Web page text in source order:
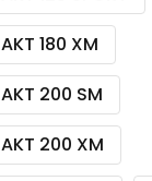
AKT 180 XM
AKT 200 SM
AKT 200 XM